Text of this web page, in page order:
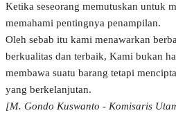
Ketika seseorang memutuskan untuk
memahami pentingnya penampilan.
Oleh sebab itu kami menawarkan
berkualitas dan terbaik, Kami bukan
membawa suatu barang tetapi
yang berkelanjutan.
[M. Gondo Kuswanto - Komisaris